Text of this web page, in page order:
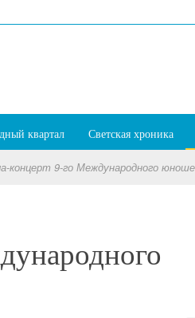
квартал Светская хроника
концерт 9-го Международного